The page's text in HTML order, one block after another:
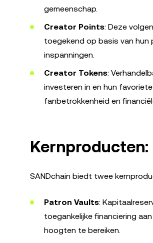
gemeenschap.
Creator Points: Deze
toegekend op basis van hun
inspanningen.
Creator Tokens:
investeren in en hun
fanbetrokkenheid en
SANDchain biedt twee
Patron Vaults:
toegankelijke financiering
hoogten te bereiken.